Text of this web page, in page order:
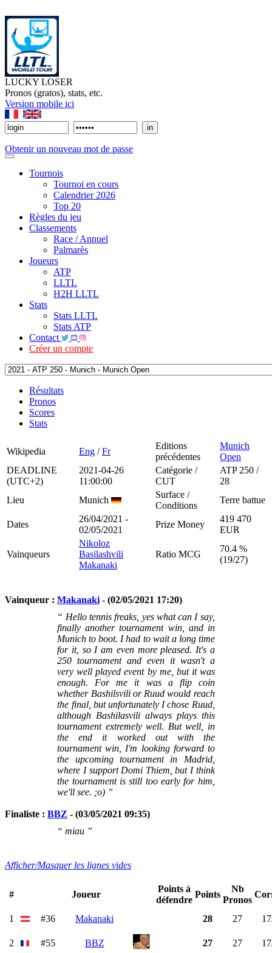
LUCKY LOSER
Pronos (gratos), stats, etc.
Version mobile ici
Obtenir un nouveau mot de passe
Tournois
Tournoi en cours
Calendrier 2026
Top 20
Règles du jeu
Classements
Race / Annuel
Palmarès
Joueurs
ATP
LLTL
H2H LLTL
Stats
Stats LLTL
Stats ATP
Contact
Créer un compte
Résultats
Pronos
Scores
Stats
Wikipedia Eng /Fr
Editions
précédentes
Munich
Open
DEADLINE
(UTC+2)
2021-04-26
11:00:00
Catégorie /
CUT
ATP 250 /
28
Lieu
Munich
Surface /
Conditions
Terre battue
Dates
26/04/2021 -
02/05/2021
Prize Money
419 470
EUR
Vainqueurs
Nikoloz
Basilashvili
Makanaki
Ratio MCG
70.4 %
(19/27)
Vainqueur : Makanaki - (02/05/2021 17:20)
“ Hello tennis freaks, yes what can I say,
finally another tournament win, and in
Munich to boot. I had to wait a long time
for it, so I am even more pleased. It's a
250 tournament and even it wasn't a
very well played event by me, but it was
enough. For me it was a flip coin
whether Bashilsvili or Ruud would reach
the final, but unfortunately I chose Ruud,
although Bashilasvili always plays this
tournament extremely well. But well, in
the end it worked out with the
tournament win, I'm looking forward to
the upcoming tournament in Madrid,
where I support Domi Thiem, but I think
the tournament is still too early for him,
we'll see. ;o) ”
Finaliste : BBZ - (03/05/2021 09:35)
“ miau ”
Afficher/Masquer les lignes vides
# Joueur
Points à
défendre
Points
Nb
Pronos
1 #36 Makanaki 28 27
2 #55 BBZ 27 27